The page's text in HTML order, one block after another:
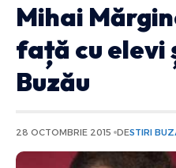
Mihai
față cu elevi
Buzău
28 OCTOMBRIE 2015 DESTIRI